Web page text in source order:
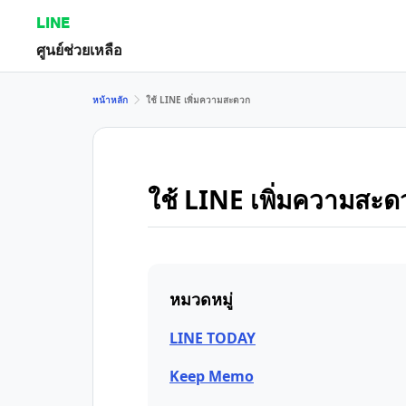
LINE
ศูนย์ช่วยเหลือ
หน้าหลัก ใช้ LINE เพิ่มความสะดวก
ใช้ LINE เพิ่มความสะ
หมวดหมู่
LINE TODAY
Keep Memo